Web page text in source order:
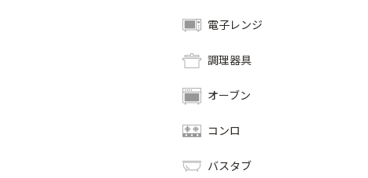
電子レンジ
調理器具
オーブン
コンロ
バスタブ